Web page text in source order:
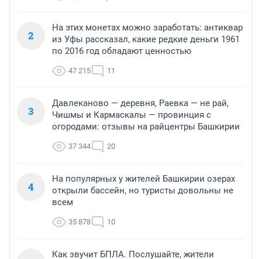
2
На этих монетах можно заработать: антиквар
из Уфы рассказал, какие редкие деньги 1961
по 2016 год обладают ценностью
47 215 11
3
Давлеканово — деревня, Раевка — не рай,
Чишмы и Кармаскалы — провинция с
огородами: отзывы на райцентры Башкирии
37 344 20
4
На популярных у жителей Башкирии озерах
открыли бассейн, но туристы довольны не
всем
35 878 10
Как звучит БПЛА. Послушайте, жители